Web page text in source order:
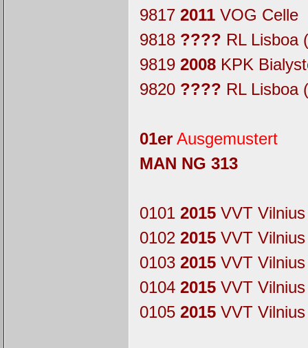
9817 2011VOG Celle
9818 ???? RL Lisboa
9819 2008KPK
9820 ???? RL Lisboa
01er Ausgemustert
MAN NG 313
0101 2015VVT Vilnius
0102 2015VVT Vilnius
0103 2015VVT Vilnius
0104 2015VVT Vilnius
0105 2015VVT Vilnius